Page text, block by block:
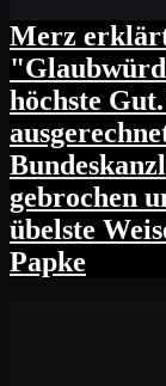
Merz
höchste
gebrochen
übelste
Papke